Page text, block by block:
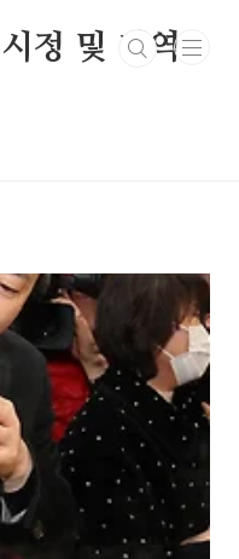
정 및 지역